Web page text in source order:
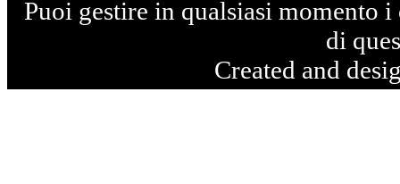
Puoi gestire in qualsiasi momento
di
Created and